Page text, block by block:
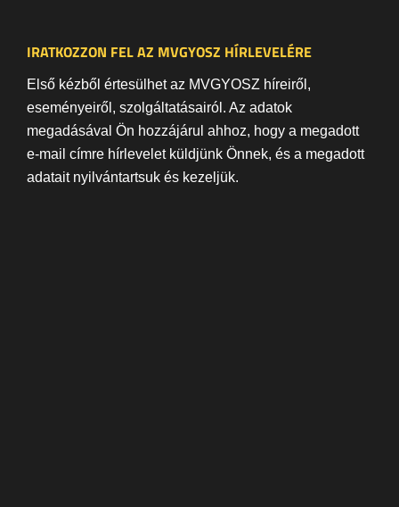
IRATKOZZON FEL AZ MVGYOSZ HÍRLEVELÉRE
Első kézből értesülhet az MVGYOSZ híreiről,
eseményeiről, szolgáltatásairól. Az adatok
megadásával Ön hozzájárul ahhoz, hogy a megadott
e-mail címre hírlevelet küldjünk Önnek, és a megadott
adatait nyilvántartsuk és kezeljük.